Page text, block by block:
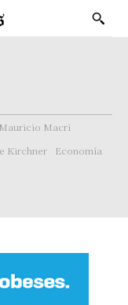
Mauricio Macri
Kirchner
Economía